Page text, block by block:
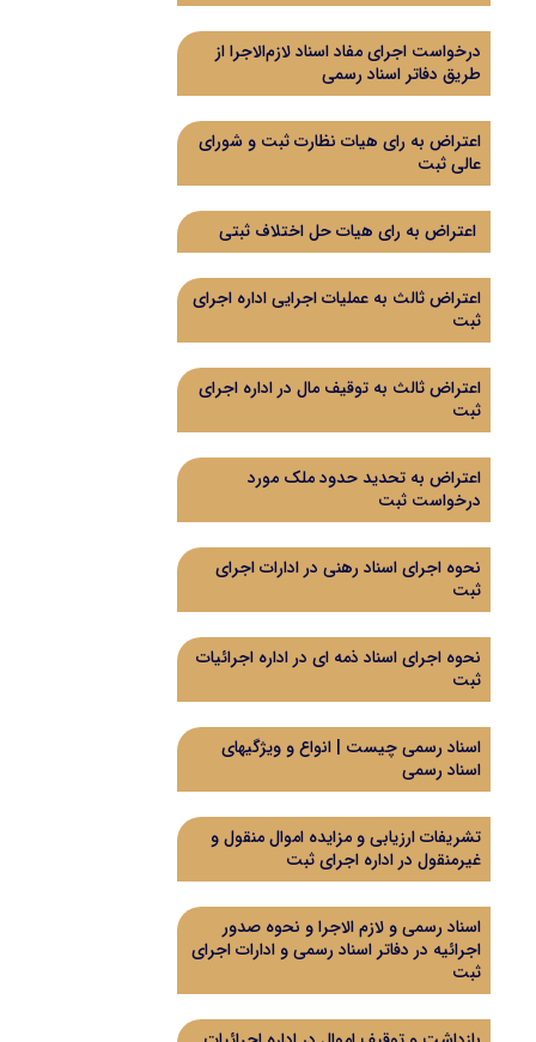
درخواست اجرای مفاد اسناد لازم‌الاجرا از
طریق دفاتر اسناد رسمی
اعتراض به رای هیات نظارت ثبت و شورای
عالی ثبت
اعتراض به رای هيات حل اختلاف ثبتی
اعتراض ثالث به عملیات اجرایی اداره اجرای
ثبت
اعتراض ثالث به توقیف مال در اداره اجرای
ثبت
اعتراض به تحدید حدود ملک مورد
درخواست ثبت
نحوه اجرای اسناد رهنی در ادارات اجرای
ثبت
نحوه اجرای اسناد ذمه ای در اداره اجرائیات
ثبت
اسناد رسمی چیست | انواع و ویژگیهای
اسناد رسمی
تشریفات ارزیابی و مزایده اموال منقول و
غیرمنقول در اداره اجرای ثبت
اسناد رسمی و لازم الاجرا و نحوه صدور
اجرائیه در دفاتر اسناد رسمی و ادارات اجرای
ثبت